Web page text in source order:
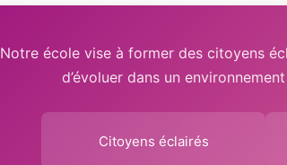
Notre école vise à former des citoyens
d’évoluer dans un
Citoyens éclairés